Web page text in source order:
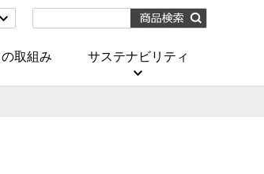
取組み サステナビリティ